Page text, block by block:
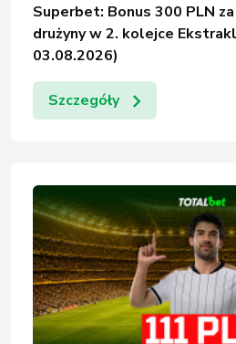
Superbet: Bonus 300 PLN
drużyny w 2. kolejce
03.08.2026)
Szczegóły